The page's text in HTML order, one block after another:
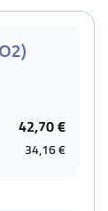
42,70 €
34,16 €